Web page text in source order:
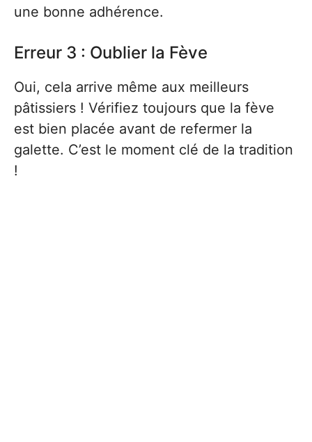
une bonne adhérence.
Erreur 3 : Oublier la Fève
Oui, cela arrive même aux meilleurs
pâtissiers ! Vérifiez toujours que la fève
est bien placée avant de refermer la
galette. C’est le moment clé de la tradition
!